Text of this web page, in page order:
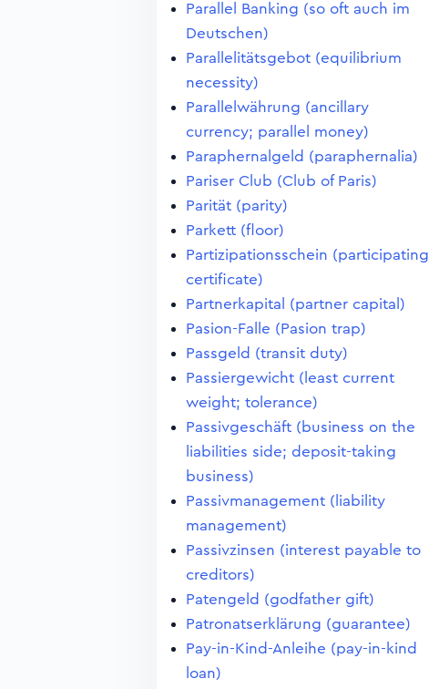
Parallel Banking (so oft auch im
Deutschen)
Parallelitätsgebot (equilibrium
necessity)
Parallelwährung (ancillary
currency; parallel money)
Paraphernalgeld (paraphernalia)
Pariser Club (Club of Paris)
Parität (parity)
Parkett (floor)
Partizipationsschein (participating
certificate)
Partnerkapital (partner capital)
Pasion-Falle (Pasion trap)
Passgeld (transit duty)
Passiergewicht (least current
weight; tolerance)
Passivgeschäft (business on the
liabilities side; deposit-taking
business)
Passivmanagement (liability
management)
Passivzinsen (interest payable to
creditors)
Patengeld (godfather gift)
Patronatserklärung (guarantee)
Pay-in-Kind-Anleihe (pay-in-kind
loan)